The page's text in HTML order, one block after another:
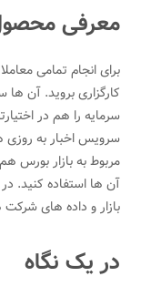
معرفی
برای انجام تمامی
کارگزاری بروید. آن ها
سرمایه را هم در
سرویس اخبار به روزی
مربوط به بازار بورس
آن ها استفاده کنید.
بازار و داده های
در یک نگاه